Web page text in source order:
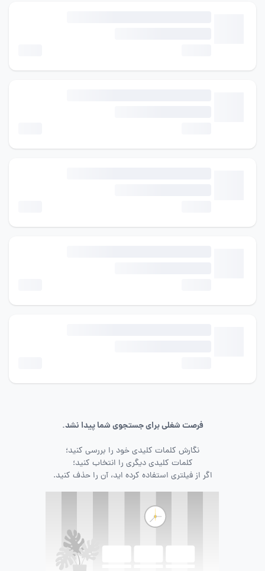
فرصت شغلی برای جستجوی شما پیدا نشد.
نگارش کلمات کلیدی خود را بررسی کنید؛
کلمات کلیدی دیگری را انتخاب کنید؛
اگر از فیلتری استفاده کرده اید، آن را حذف کنید.